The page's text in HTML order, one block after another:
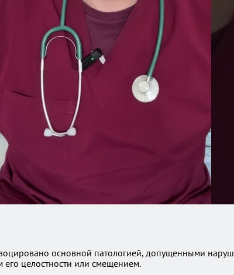
основной патологией, допущенными
его целостности или смещением.